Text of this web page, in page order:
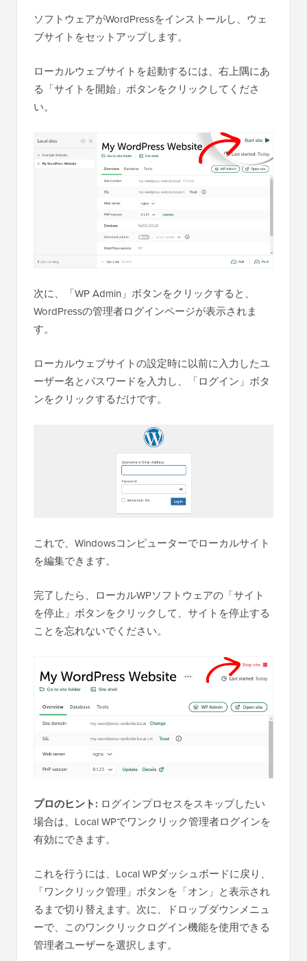
ソフトウェアがWordPressをインストールし、ウェ
ブサイトをセットアップします。
ローカルウェブサイトを起動するには、右上隅にあ
る「サイトを開始」ボタンをクリックしてくださ
い。
次に、「WP Admin」ボタンをクリックすると、
WordPressの管理者ログインページが表示されま
す。
ローカルウェブサイトの設定時に以前に入力したユ
ーザー名とパスワードを入力し、「ログイン」ボタ
ンをクリックするだけです。
これで、Windowsコンピューターでローカルサイト
を編集できます。
完了したら、ローカルWPソフトウェアの「サイト
を停止」ボタンをクリックして、サイトを停止する
ことを忘れないでください。
プロのヒント: ログインプロセスをスキップしたい
場合は、Local WPでワンクリック管理者ログインを
有効にできます。
これを行うには、Local WPダッシュボードに戻り、
「ワンクリック管理」ボタンを「オン」と表示され
るまで切り替えます。次に、ドロップダウンメニュ
ーで、このワンクリックログイン機能を使用できる
管理者ユーザーを選択します。